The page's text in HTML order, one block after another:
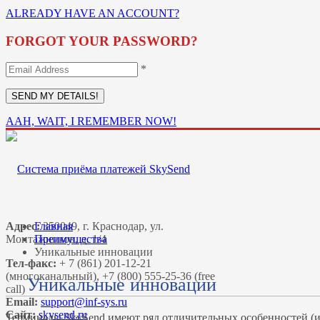
ALREADY HAVE AN ACCOUNT?
FORGOT YOUR PASSWORD?
*
AAH, WAIT, I REMEMBER NOW!
Адрес:350049, г. Краснодар, ул.
Монтажников, д. 1/4
Тел-факс: + 7 (861) 201-12-21
(многоканальный), +7 (800) 555-25-36 (free
call)
Email:
Сайт: skysend.ru
Главная
Преимущества
Уникальные инновации
Уникальные инновации